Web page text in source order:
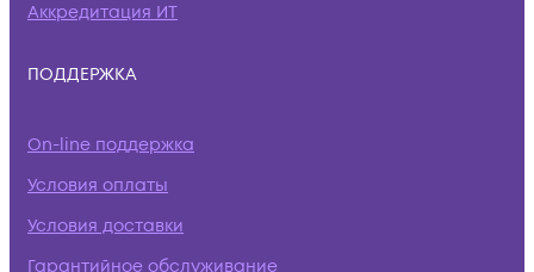
Аккредитация ИТ
ПОДДЕРЖКА
On-line поддержка
Условия оплаты
Условия доставки
Гарантийное обслуживание